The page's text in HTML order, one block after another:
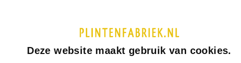
hoeken. Let op of de dunne plint de naad tussen vloer en wand
Deze website maakt gebruik van cookies.